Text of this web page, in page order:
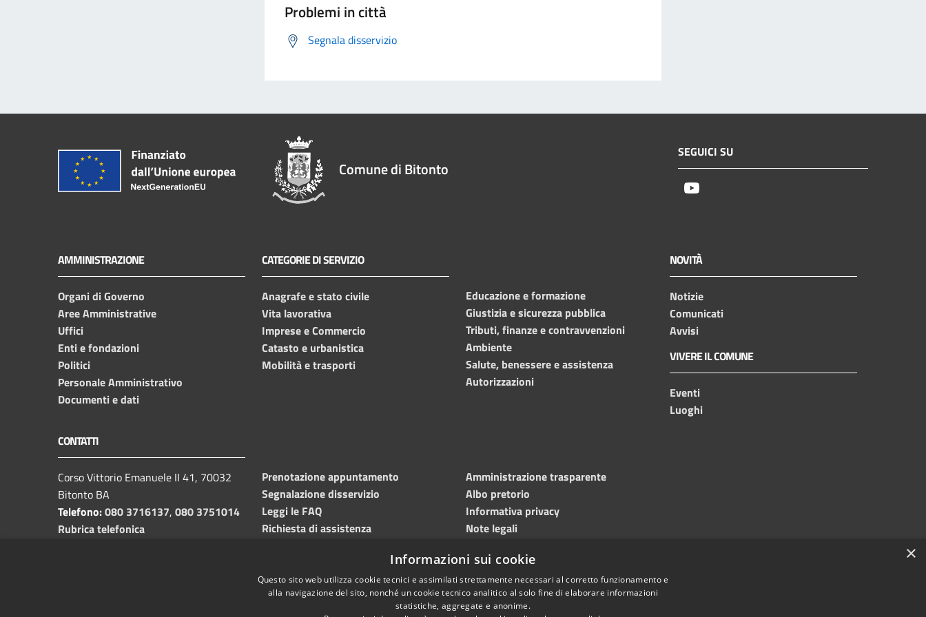
Problemi in città
Segnala disservizio
Comune di Bitonto
SEGUICI SU
AMMINISTRAZIONE
Organi di Governo
Aree Amministrative
Uffici
Enti e fondazioni
Politici
Personale Amministrativo
Documenti e dati
CATEGORIE DI SERVIZIO
Anagrafe e stato civile
Vita lavorativa
Imprese e Commercio
Catasto e urbanistica
Mobilità e trasporti
Educazione e formazione
Giustizia e sicurezza pubblica
Tributi, finanze e contravvenzioni
Ambiente
Salute, benessere e assistenza
Autorizzazioni
NOVITÀ
Notizie
Comunicati
Avvisi
VIVERE IL COMUNE
Eventi
Luoghi
CONTATTI
Corso Vittorio Emanuele II 41, 70032
Bitonto BA
Telefono:080 3716137, 080 3751014
Rubrica telefonica
protocollo.comunebitonto@pec.rupar.puglia.it
Prenotazione appuntamento
Segnalazione disservizio
Leggi le FAQ
Richiesta di assistenza
Amministrazione trasparente
Albo pretorio
Informativa privacy
Note legali
Meccanismo di feedback
×
Informazioni sui cookie
Questo sito web utilizza cookie tecnici e assimilati strettamente necessari al corretto funzionamento e
alla navigazione del sito, nonché un cookie tecnico analitico al solo fine di elaborare informazioni
statistiche, aggregate e anonime.